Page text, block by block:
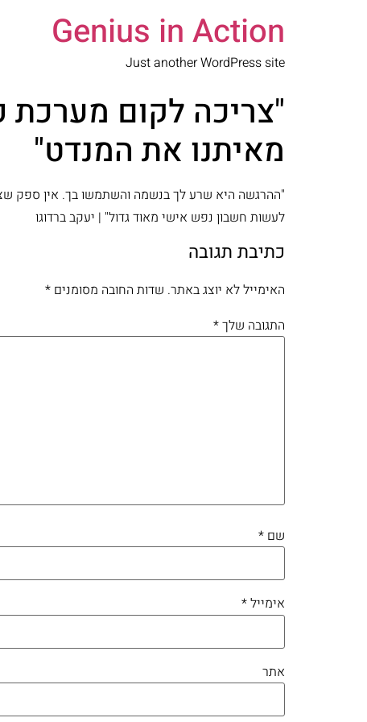
Genius in Action
Just another WordPress site
"צריכה לקום מערכת
מאיתנו את המנדט"
"ההרגשה היא שרע לך בנשמה והשתמשו בך. אין ספק
לעשות חשבון נפש אישי מאוד גדול" | יעקב ברדוגו
כתיבת תגובה
האימייל לא יוצג באתר. שדות החובה מסומנים *
התגובה שלך*
שם *
אימייל*
אתר